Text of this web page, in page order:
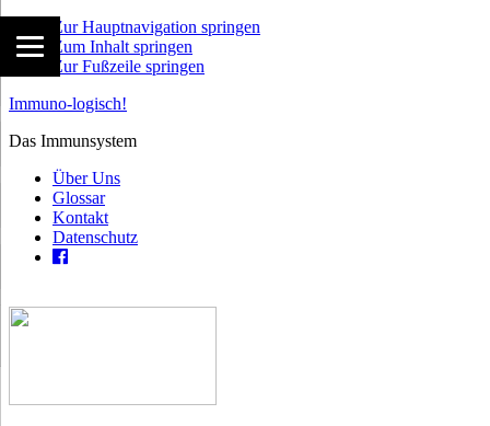
Zur Hauptnavigation springen
Zum Inhalt springen
Zur Fußzeile springen
Immuno-logisch!
Das Immunsystem
Über Uns
Glossar
Kontakt
Datenschutz